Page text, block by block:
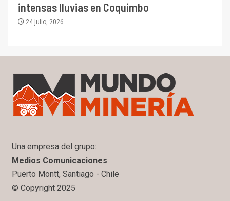
intensas lluvias en Coquimbo
24 julio, 2026
Una empresa del grupo:
Medios Comunicaciones
Puerto Montt, Santiago - Chile
© Copyright 2025